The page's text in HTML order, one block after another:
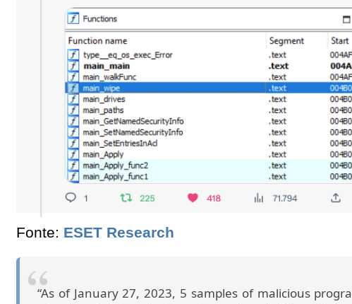
Fonte: ESET Research
“As of January 27, 2023, 5 samples of malicious